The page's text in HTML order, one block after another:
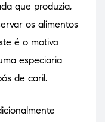
que produzia,
os alimentos
é o motivo
especiaria
de caril.